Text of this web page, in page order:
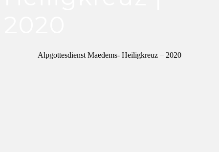
Alpgottesdienst Maedems- Heiligkreuz – 2020